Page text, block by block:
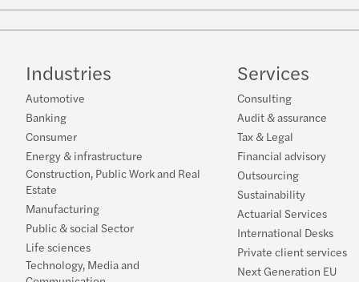
Industries
Automotive
Banking
Consumer
Energy & infrastructure
Construction, Public Work and Real
Estate
Manufacturing
Public & social Sector
Life sciences
Technology, Media and
Services
Consulting
Audit & assurance
Tax & Legal
Financial advisory
Outsourcing
Sustainability
Actuarial Services
International Desks
Private client services
Next Generation EU